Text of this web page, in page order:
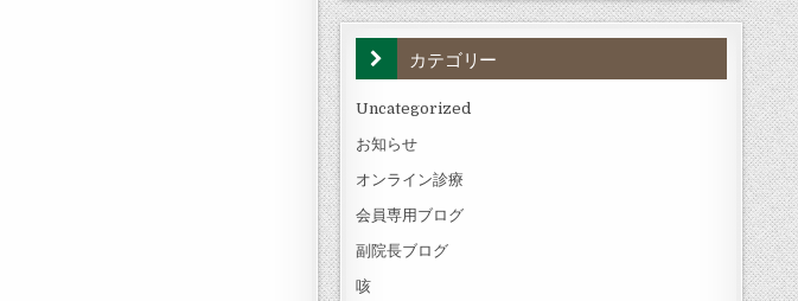
カテゴリー
Uncategorized
お知らせ
オンライン診療
会員専用ブログ
副院長ブログ
咳